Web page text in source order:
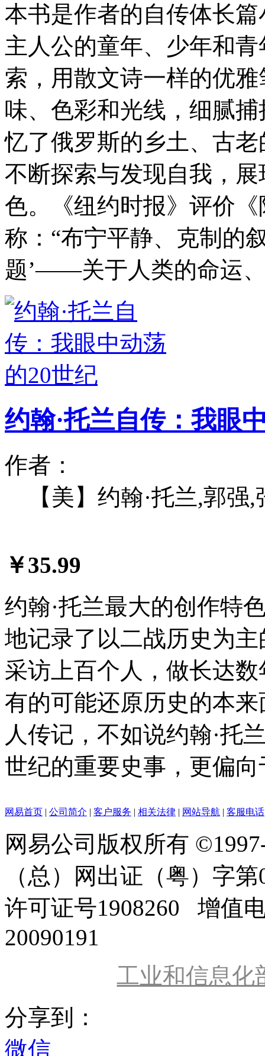
本书是作者的自传体长
主人公的童年、少年和
索，用散文诗一样的优
味、色彩和光线，细腻
忆了俄罗斯的乡土、古
不断探索与发现自我，
色。《纽约时报》评价
称：“布宁平静、克制的
题’——关于人类的命运
约翰·托兰自传：我眼
作者：
【美】约翰·托兰,郭强
￥35.99
约翰·托兰最大的创作特
地记录了以二战历史为
采访上百个人，做长达
有的可能还原历史的本
人传记，不如说约翰·托
世纪的重要史事，更偏
网易首页 | 公司简介 | 客户服务 | 相关法律 | 网站导航 | 客服电话
网易公司版权所有
（总）网出证（粤）字
许可证号1908260 增值
20090191
工业和信息化
分享到：
微信